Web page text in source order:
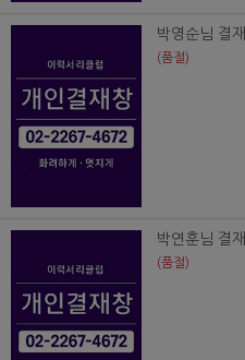
박영순님 결재
(품절)
박연훈님 결재
(품절)